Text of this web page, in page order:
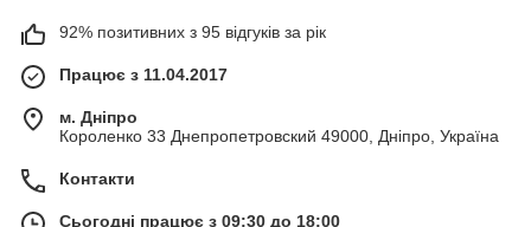
92% позитивних з 95 відгуків за рік
Працює з 11.04.2017
м. Дніпро
Короленко 33 Днепропетровский 49000, Дніпро, Україна
Контакти
Сьогодні працює з 09:30 до 18:00